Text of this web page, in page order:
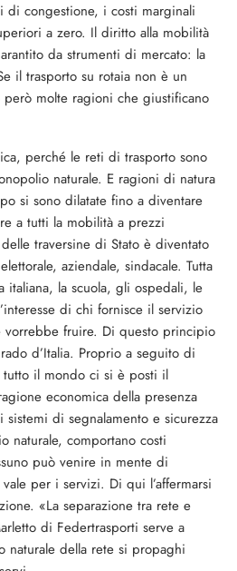
di congestione, i costi marginali
a zero. Il diritto alla mobilità
da strumenti di mercato: la
il trasporto su rotaia non è un
molte ragioni che giustificano
perché le reti di trasporto sono
naturale. E ragioni di natura
si sono dilatate fino a diventare
a tutti la mobilità a prezzi
traversine di Stato è diventato
aziendale, sindacale. Tutta
italiana, la scuola, gli ospedali, le
di chi fornisce il servizio
fruire. Di questo principio
d’Italia. Proprio a seguito di
il mondo ci si è posti il
economica della presenza
di segnalamento e sicurezza
naturale, comportano costi
può venire in mente di
per i servizi. Di qui l’affermarsi
«La separazione tra rete e
di Federtrasporti serve a
naturale della rete si propaghi